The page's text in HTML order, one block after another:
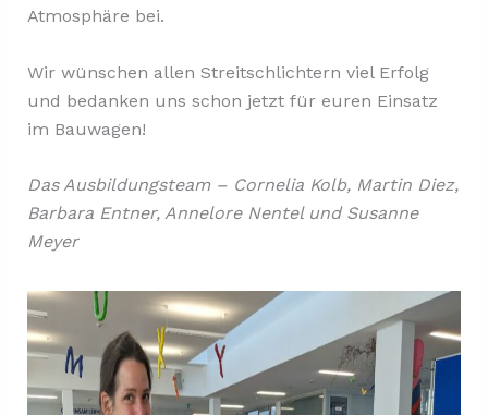
Atmosphäre bei.
Wir wünschen allen Streitschlichtern viel Erfolg
und bedanken uns schon jetzt für euren Einsatz
im Bauwagen!
Das Ausbildungsteam – Cornelia Kolb, Martin Diez,
Barbara Entner, Annelore Nentel und Susanne
Meyer